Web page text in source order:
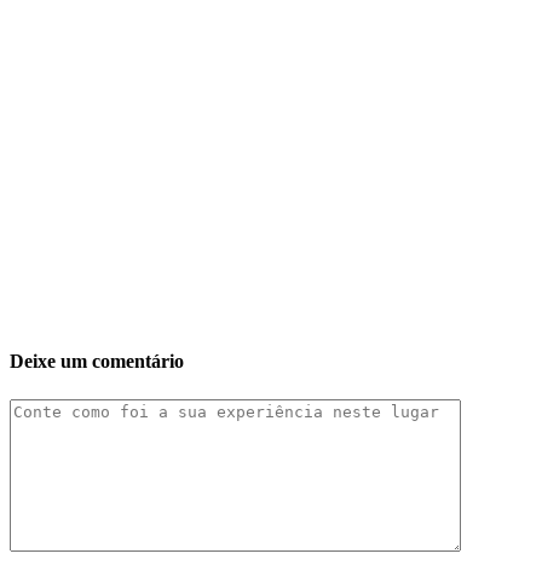
Deixe um comentário